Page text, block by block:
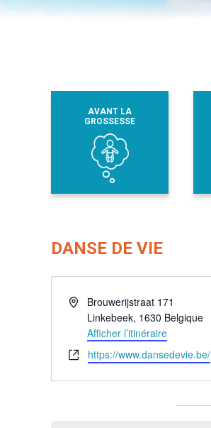
AVANT LA
GROSSESSE
DANSE DE VIE
AdresseBrouwerijstraat 171
Linkebeek, 1630 Belgique
Afficher l’itinéraire
Site
https://www.dansedevie.be/